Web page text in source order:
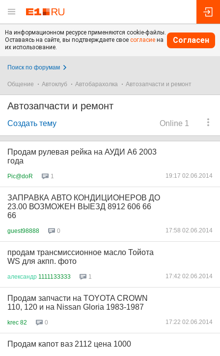
На информационном ресурсе применяются cookie-файлы.
Оставаясь на сайте, вы подтверждаете свое согласие на
их использование.
Согласен
Поиск по форумам
Общение Автоклуб Автобарахолка Автозапчасти и ремонт
Автозапчасти и ремонт
Online 1
Создать тему
Продам рулевая рейка на АУДИ А6 2003
года
Pic@doR 1 19:17 02.06.2014
ЗАПРАВКА АВТО КОНДИЦИОНЕРОВ ДО
23.00 ВОЗМОЖЕН ВЫЕЗД 8912 606 66
66
guest98888 0 17:58 02.06.2014
продам трансмиссионное масло Тойота
WS для акпп. фото
александр 1111133333 1 17:42 02.06.2014
Продам запчасти на TOYOTA CROWN
110, 120 и на Nissan Gloria 1983-1987
krec 82 0 17:22 02.06.2014
Продам капот ваз 2112 цена 1000